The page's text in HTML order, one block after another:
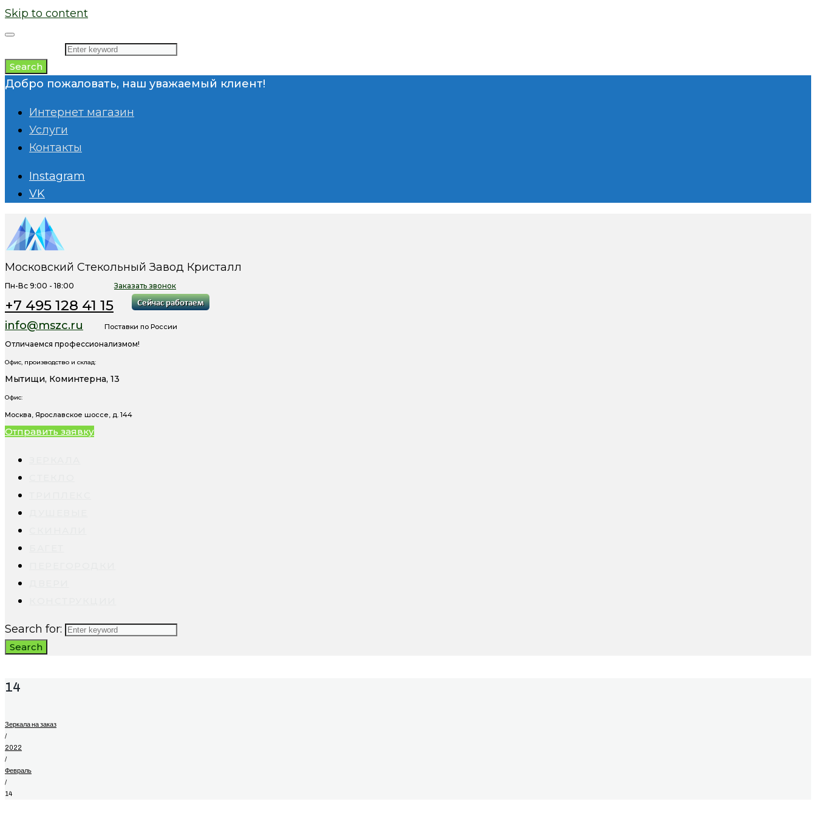
Skip to content
Search
Добро пожаловать, наш уважаемый клиент!
Интернет магазин
Услуги
Контакты
Instagram
VK
Московский Стекольный Завод Кристалл
Пн-Вс 9:00 - 18:00Заказать звонок
+7 495 128 41 15
info@mszc.ru Поставки по России
Отличаемся профессионализмом!
Офис, производство и склад:
Мытищи, Коминтерна, 13
Офис:
Москва, Ярославское шоссе, д. 144
Отправить заявку
Search for:
Search
14
Зеркала на заказ
/
2022
/
Февраль
/
14